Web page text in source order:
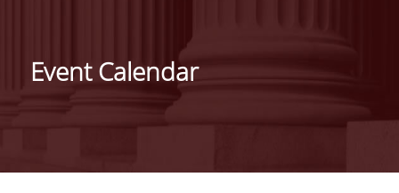
PROJECTS
ΔΗΜΟΣΙΕΥΣΕΙΣ
Event Calendar